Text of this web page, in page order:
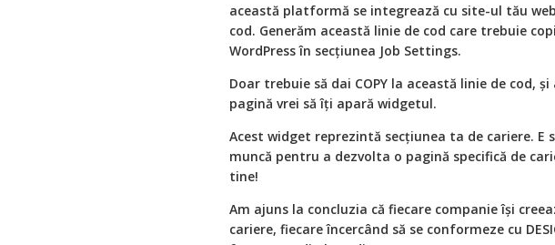
această platformă se integrează cu site-ul tău
cod. Generăm această linie de cod care trebuie
WordPress în secțiunea Job Settings.
Doar trebuie să dai COPY la această linie de cod, și
pagină vrei să îți apară widgetul.
Acest widget reprezintă secțiunea ta de cariere. E
muncă pentru a dezvolta o pagină specifică de
tine!
Am ajuns la concluzia că fiecare companie își
cariere, fiecare încercând să se conformeze cu